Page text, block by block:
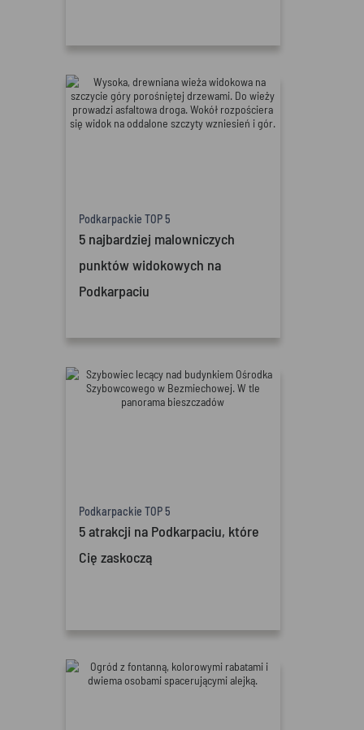
Podkarpackie TOP 5
5 najbardziej malowniczych
punktów widokowych na
Podkarpaciu
Podkarpackie TOP 5
5 atrakcji na Podkarpaciu, które
Cię zaskoczą